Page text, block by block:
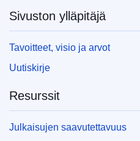
Sivuston ylläpitäjä
Tavoitteet, visio ja arvot
Uutiskirje
Resurssit
Julkaisujen saavutettavuus